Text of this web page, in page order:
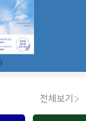
전체보기